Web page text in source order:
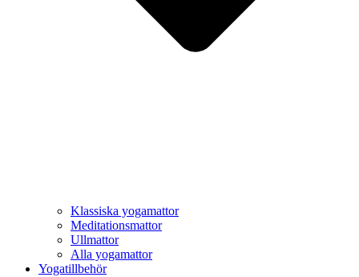
Klassiska yogamattor
Meditationsmattor
Ullmattor
Alla yogamattor
Yogatillbehör